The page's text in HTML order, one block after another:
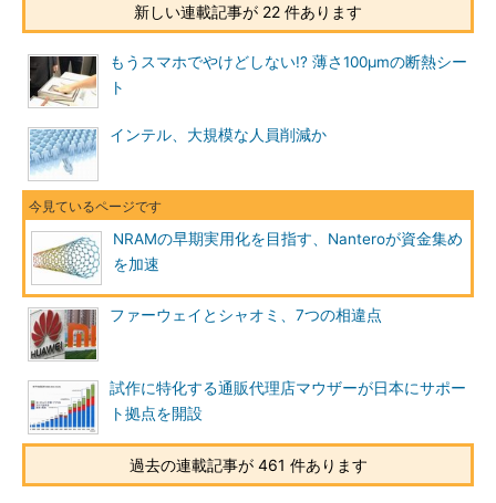
新しい連載記事が 22 件あります
もうスマホでやけどしない!? 薄さ100μmの断熱シー
ト
インテル、大規模な人員削減か
NRAMの早期実用化を目指す、Nanteroが資金集め
を加速
ファーウェイとシャオミ、7つの相違点
試作に特化する通販代理店マウザーが日本にサポー
ト拠点を開設
過去の連載記事が 461 件あります